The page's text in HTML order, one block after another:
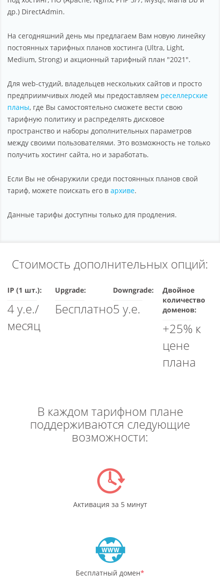
др.) DirectAdmin.
На сегодняшний день мы предлагаем Вам новую линейку
постоянных тарифных планов хостинга (Ultra, Light,
Medium, Strong) и акционный тарифный план "2021".
Для web-студий, владельцев нескольких сайтов и просто
предприимчивых людей мы предоставляем реселлерские
планы, где Вы самостоятельно сможете вести свою
тарифную политику и распределять дисковое
пространство и наборы дополнительных параметров
между своими пользователями. Это возможность не только
получить хостинг сайта, но и заработать.
Если Вы не обнаружили среди постоянных планов свой
тариф, можете поискать его в архиве.
Данные тарифы доступны только для продления.
Стоимость дополнительных опций:
IP (1 шт.):
4 у.е./
месяц
Upgrade:
Бесплатно
Downgrade:
5 у.е.
Двойное
количество
доменов:
+25% к
цене
плана
В каждом тарифном плане
поддерживаются следующие
возможности:
Активация за 5 минут
Бесплатный домен*